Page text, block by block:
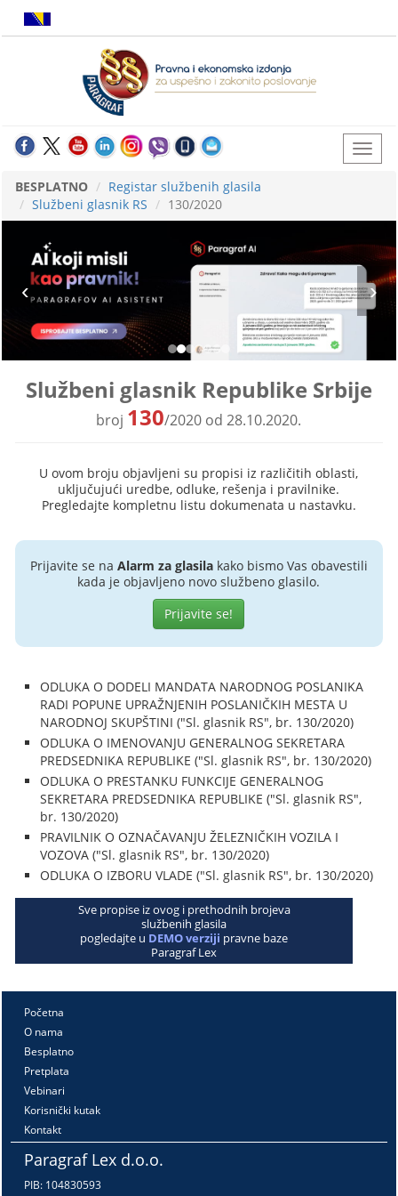
BESPLATNO
Registar službenih glasila
Službeni glasnik RS
130/2020
Službeni glasnik Republike Srbije
broj 130/2020 od 28.10.2020.
U ovom broju objavljeni su propisi iz različitih oblasti,
uključujući uredbe, odluke, rešenja i pravilnike.
Pregledajte kompletnu listu dokumenata u nastavku.
Prijavite se na Alarm za glasilakako bismo Vas obavestili
kada je objavljeno novo službeno glasilo.
Prijavite se!
ODLUKA O DODELI MANDATA NARODNOG POSLANIKA
RADI POPUNE UPRAŽNJENIH POSLANIČKIH MESTA U
NARODNOJ SKUPŠTINI ("Sl. glasnik RS", br. 130/2020)
ODLUKA O IMENOVANJU GENERALNOG SEKRETARA
PREDSEDNIKA REPUBLIKE ("Sl. glasnik RS", br. 130/2020)
ODLUKA O PRESTANKU FUNKCIJE GENERALNOG
SEKRETARA PREDSEDNIKA REPUBLIKE ("Sl. glasnik RS",
br. 130/2020)
PRAVILNIK O OZNAČAVANJU ŽELEZNIČKIH VOZILA I
VOZOVA ("Sl. glasnik RS", br. 130/2020)
ODLUKA O IZBORU VLADE ("Sl. glasnik RS", br. 130/2020)
Sve propise iz ovog i prethodnih brojeva
službenih glasila
pogledajte u DEMO verziji pravne baze
Paragraf Lex
Početna
O nama
Besplatno
Pretplata
Vebinari
Korisnički kutak
Kontakt
Paragraf Lex d.o.o.
PIB: 104830593